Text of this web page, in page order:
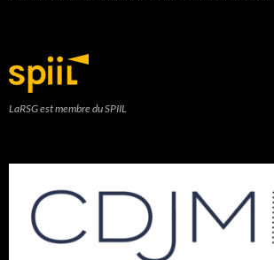
LaRSG est membre du SPIIL